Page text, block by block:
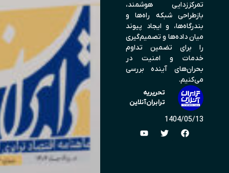
تمرکززدایی هوشمند،
بازطراحی شبکه راه‌ها و
بندرگاه‌ها، و ایجاد پیوند
میان داده‌ها و تصمیم‌گیری
را برای تضمین تداوم
خدمات و امنیت در
بحران‌های آینده بررسی
می‌کنیم.
تحریریه
ترابران‌آنلاین
1404/05/13